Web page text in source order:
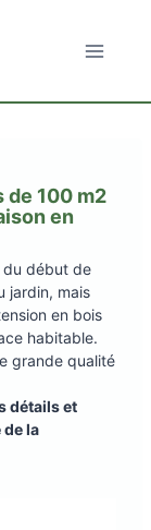
de 100 m2
en
du début de
jardin, mais
en bois
habitable.
grande qualité
détails et
la